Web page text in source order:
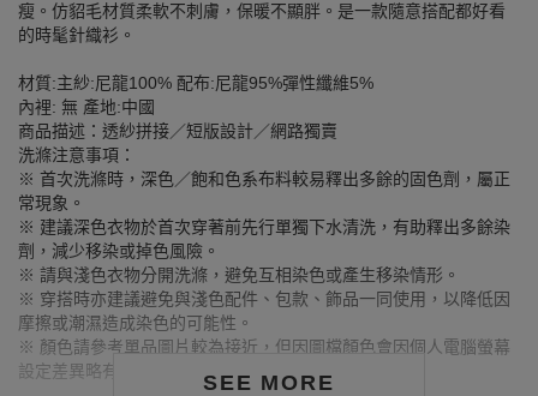
SEE MORE
瘦。仿貂毛材質柔軟不刺膚，保暖不顯胖。是一款隨意搭配都好看
的時髦針織衫。
材質:主紗:尼龍100% 配布:尼龍95%彈性纖維5%
內裡: 無 產地:中國
商品描述：透紗拼接／短版設計／網路獨賣
洗滌注意事項：
※ 首次洗滌時，深色／飽和色系布料較易釋出多餘的固色劑，屬正
常現象。
※ 建議深色衣物於首次穿著前先行單獨下水清洗，有助釋出多餘染
劑，減少移染或掉色風險。
※ 請與淺色衣物分開洗滌，避免互相染色或產生移染情形。
※ 穿搭時亦建議避免與淺色配件、包款、飾品一同使用，以降低因
摩擦或潮濕造成染色的可能性。
※ 顏色請參考單品圖片較為接近，但因圖檔顏色會因個人電腦螢幕
設定差異略有不同，請以實際商品顏色為準。